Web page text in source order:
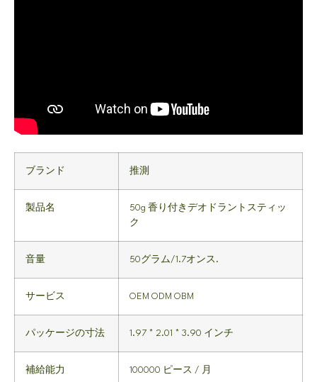
ブランド 推測
製品名
50g 香り付きデオドラントスティッ
ク
音量 50グラム/1.7オンス.
サービス OEM ODM OBM
パッケージの寸法 1.97 * 2.01 * 3.90 インチ
補給能力 100000 ピース / 月